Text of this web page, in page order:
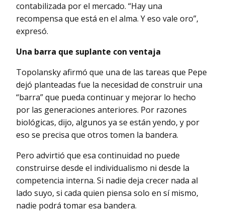
contabilizada por el mercado. “Hay una
recompensa que está en el alma. Y eso vale oro”,
expresó.
Una barra que suplante con ventaja
Topolansky afirmó que una de las tareas que Pepe
dejó planteadas fue la necesidad de construir una
“barra” que pueda continuar y mejorar lo hecho
por las generaciones anteriores. Por razones
biológicas, dijo, algunos ya se están yendo, y por
eso se precisa que otros tomen la bandera.
Pero advirtió que esa continuidad no puede
construirse desde el individualismo ni desde la
competencia interna. Si nadie deja crecer nada al
lado suyo, si cada quien piensa solo en sí mismo,
nadie podrá tomar esa bandera.